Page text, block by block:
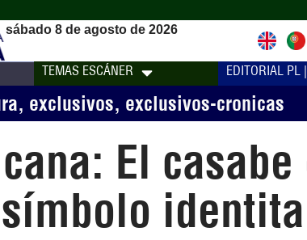
sábado 8 de agosto de 2026
TEMAS ESCÁNER EDITORIAL PL
, exclusivos, exclusivos-cronicas
El